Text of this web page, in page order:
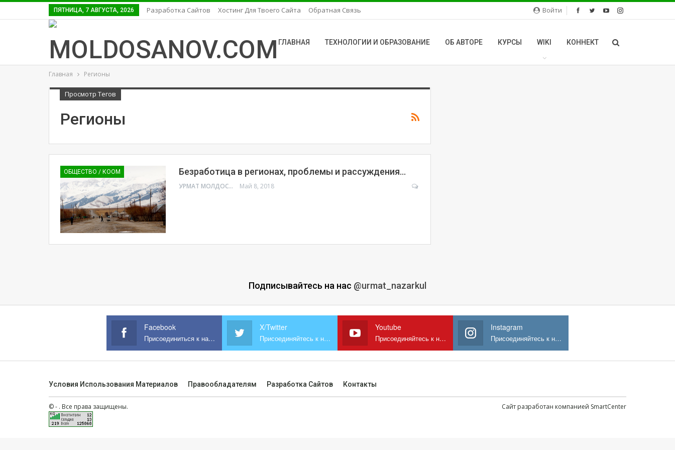
Войти
ПЯТНИЦА, 7 АВГУСТА, 2026 Разработка Сайтов Хостинг Для Твоего Сайта Обратная Связь
ГЛАВНАЯ ТЕХНОЛОГИИ И ОБРАЗОВАНИЕ ОБ АВТОРЕ КУРСЫ WIKI КОННЕКТ
Главная Регионы
Просмотр Тегов
Регионы
ОБЩЕСТВО / КООМ Безработица в регионах, проблемы и рассуждения…
УРМАТ МОЛДОСАНОВ Май 8, 2018
Подписывайтесь на нас @urmat_nazarkul
Facebook
Присоединиться к нам на Facebook
X/Twitter
Присоединяйтесь к нам в X
Youtube
Присоединяйтесь к нам на YouTube
Instagram
Присоединяйтесь к нам в Instagram
Условия Использования Материалов Правообладателям Разработка Сайтов Контакты
© - . Все права защищены. Сайт разработан компанией SmartCenter